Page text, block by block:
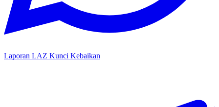
Laporan LAZ Kunci Kebaikan